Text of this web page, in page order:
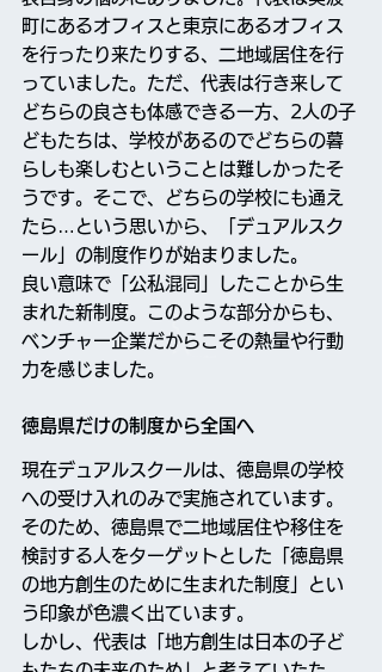
町にあるオフィスと東京にあるオフィス
を行ったり来たりする、二地域居住を行
っていました。ただ、代表は行き来して
どちらの良さも体感できる一方、2人の子
どもたちは、学校があるのでどちらの暮
らしも楽しむということは難しかったそ
うです。そこで、どちらの学校にも通え
たら…という思いから、「デュアルスク
ール」の制度作りが始まりました。
良い意味で「公私混同」したことから生
まれた新制度。このような部分からも、
ベンチャー企業だからこその熱量や行動
力を感じました。
徳島県だけの制度から全国へ
現在デュアルスクールは、徳島県の学校
への受け入れのみで実施されています。
そのため、徳島県で二地域居住や移住を
検討する人をターゲットとした「徳島県
の地方創生のために生まれた制度」とい
う印象が色濃く出ています。
しかし、代表は「地方創生は日本の子ど